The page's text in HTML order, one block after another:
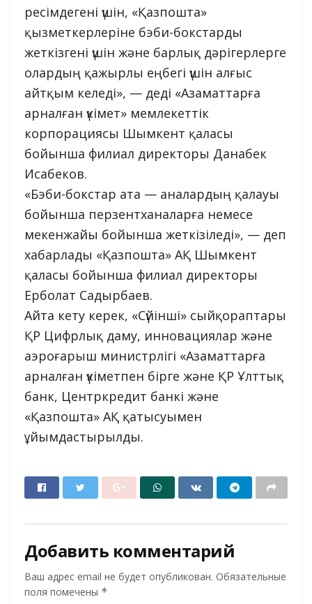
ресімдегені үшін, «Қазпошта»
қызметкерлеріне бэби-бокстарды
жеткізгені үшін және барлық дәрігерлерге
олардың қажырлы еңбегі үшін алғыс
айтқым келеді», — деді «Азаматтарға
арналған үкімет» мемлекеттік
корпорациясы Шымкент қаласы
бойынша филиал директоры Данабек
Исабеков.
«Бэби-бокстар ата — аналардың қалауы
бойынша перзентханаларға немесе
мекенжайы бойынша жеткізіледі», — деп
хабарлады «Қазпошта» АҚ Шымкент
қаласы бойынша филиал директоры
Ерболат Садырбаев.
Айта кету керек, «Сүйінші» сыйқораптары
ҚР Цифрлық даму, инновациялар және
аэроғарыш министрлігі «Азаматтарға
арналған үкіметпен бірге және ҚР Ұлттық
банк, Центркредит банкі және
«Қазпошта» АҚ қатысуымен
ұйымдастырылды.
Добавить комментарий
Ваш адрес email не будет опубликован. Обязательные
поля помечены *